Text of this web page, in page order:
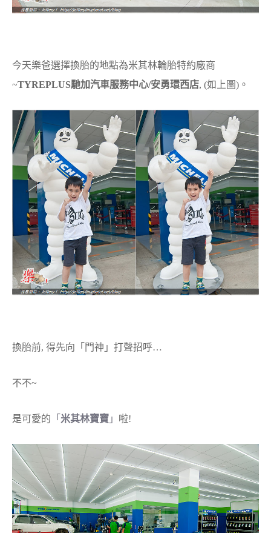
今天樂爸選擇換胎的地點為米其林輪胎特約廠商
~TYREPLUS馳加汽車服務中心/安勇環西店, (如上圖)。
換胎前, 得先向「門神」打聲招呼…
不不~
是可愛的 「 米其林寶寶 」 啦!